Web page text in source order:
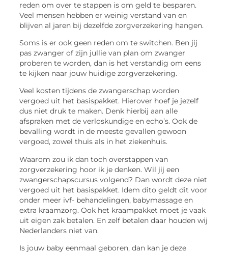
reden om over te stappen is om geld te besparen.
Veel mensen hebben er weinig verstand van en
blijven al jaren bij dezelfde zorgverzekering hangen.
Soms is er ook geen reden om te switchen. Ben jij
pas zwanger of zijn jullie van plan om zwanger
proberen te worden, dan is het verstandig om eens
te kijken naar jouw huidige zorgverzekering.
Veel kosten tijdens de zwangerschap worden
vergoed uit het basispakket. Hierover hoef je jezelf
dus niet druk te maken. Denk hierbij aan alle
afspraken met de verloskundige en echo’s. Ook de
bevalling wordt in de meeste gevallen gewoon
vergoed, zowel thuis als in het ziekenhuis.
Waarom zou ik dan toch overstappen van
zorgverzekering hoor ik je denken. Wil jij een
zwangerschapscursus volgend? Dan wordt deze niet
vergoed uit het basispakket. Idem dito geldt dit voor
onder meer ivf- behandelingen, babymassage en
extra kraamzorg. Ook het kraampakket moet je vaak
uit eigen zak betalen. En zelf betalen daar houden wij
Nederlanders niet van.
Is jouw baby eenmaal geboren, dan kan je deze